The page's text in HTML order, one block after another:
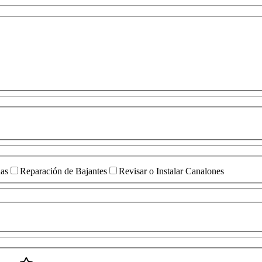
Reparación de Bajantes Revisar o Instalar Canalones